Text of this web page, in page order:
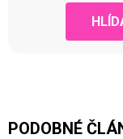
PODOBNÉ